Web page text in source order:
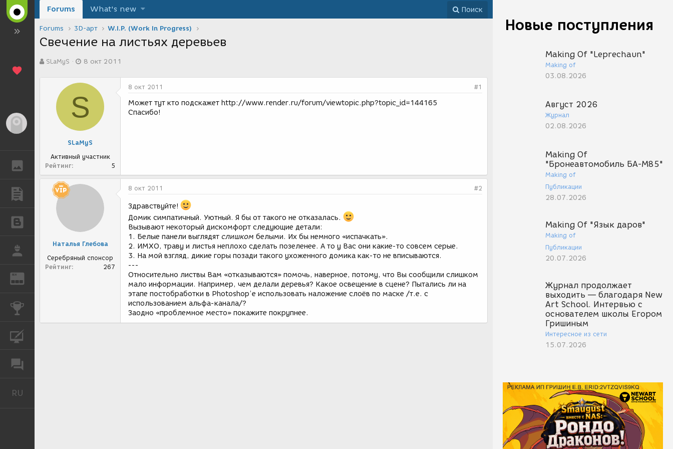
ГАЛЕРЕЯ
ПУБЛИКАЦИИ
БЛОГИ
REN
RU
Новые поступления
Making Of "Leprechaun"
Making of
03.08.2026
Август 2026
Журнал
02.08.2026
Making Of
"Бронеавтомобиль БА-М85"
Making of
Публикации
28.07.2026
Making Of "Язык даров"
Making of
Публикации
20.07.2026
Журнал продолжает
выходить — благодаря New
Art School. Интервью с
основателем школы Егором
Гришиным
Интересное из сети
15.07.2026
Forums What's new Поиск
Forums 3D-арт W.I.P. (Work In Progress)
Свечение на листьях деревьев
в
SLaMyS
а
а
о
з
д
и
я
8 окт 2011
S
SLaMyS
Активный участник
Рейтинг
5
8 окт 2011 #1
Может тут кто подскажет http://www.render.ru/forum/viewtopic.php?topic_id=144165
Спасибо!
Наталья Глебова
Серебряный спонсор
Рейтинг
267
8 окт 2011 #2
Здравствуйте!
Домик симпатичный. Уютный. Я бы от такого не отказалась.
Вызывают некоторый дискомфорт следующие детали:
1. Белые панели выглядят слишком белыми. Их бы немного «испачкать».
2. ИМХО, траву и листья неплохо сделать позеленее. А то у Вас они какие-то совсем серые.
3. На мой взгляд, дикие горы позади такого ухоженного домика как-то не вписываются.
---
Относительно листвы Вам «отказываются» помочь, наверное, потому, что Вы сообщили слишком
мало информации. Например, чем делали деревья? Какое освещение в сцене? Пытались ли на
этапе постобработки в Photoshop’e использовать наложение слоёв по маске /т.е. с
использованием альфа-канала/?
Заодно «проблемное место» покажите покрупнее.